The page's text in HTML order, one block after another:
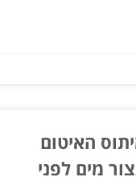
האיטום
מים לפני